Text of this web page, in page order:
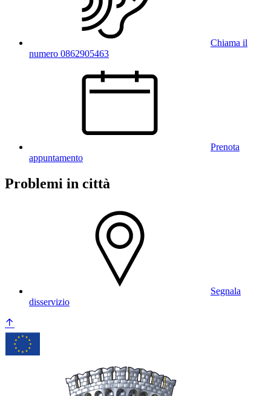
Chiama il
numero 0862905463
Prenota
appuntamento
Problemi in città
Segnala
disservizio